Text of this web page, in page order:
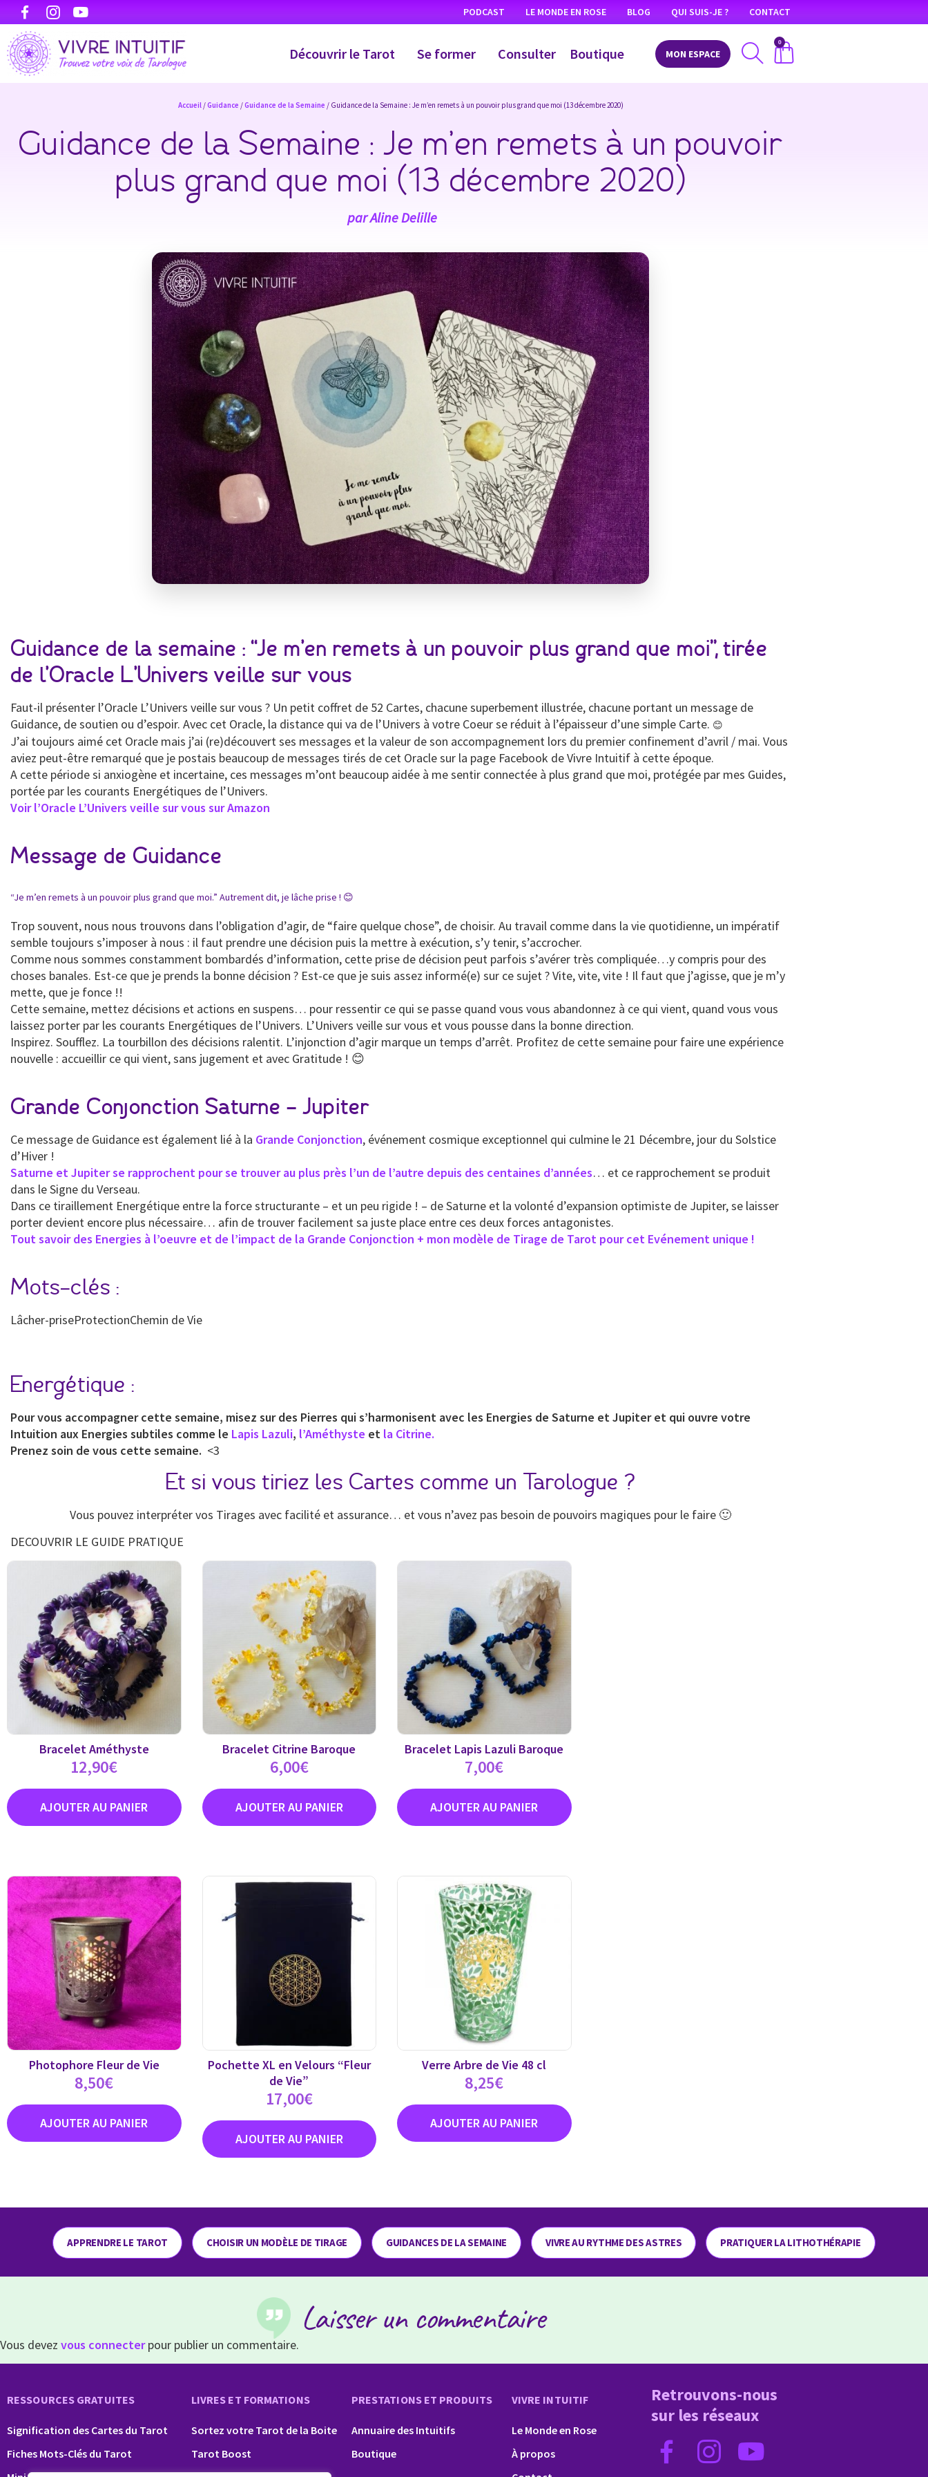
PODCAST LE MONDE EN ROSE BLOG QUI SUIS-JE ? CONTACT
Découvrir le Tarot Se former Consulter Boutique MON ESPACE
0
Accueil/Guidance /Guidance de la Semaine / Guidance de la Semaine : Je m’en remets à un pouvoir plus grand que moi (13 décembre 2020)
Guidance de la Semaine : Je m’en remets à un pouvoir
plus grand que moi (13 décembre 2020)
parAline Delille
Guidance de la semaine : “Je m’en remets à un pouvoir plus grand que moi”, tirée
de l’Oracle L’Univers veille sur vous
Faut-il présenter l’Oracle L’Univers veille sur vous ? Un petit coffret de 52 Cartes, chacune superbement illustrée, chacune portant un message de
Guidance, de soutien ou d’espoir. Avec cet Oracle, la distance qui va de l’Univers à votre Coeur se réduit à l’épaisseur d’une simple Carte. 😊
J’ai toujours aimé cet Oracle mais j’ai (re)découvert ses messages et la valeur de son accompagnement lors du premier confinement d’avril / mai. Vous
aviez peut-être remarqué que je postais beaucoup de messages tirés de cet Oracle sur la page Facebook de Vivre Intuitif à cette époque.
A cette période si anxiogène et incertaine, ces messages m’ont beaucoup aidée à me sentir connectée à plus grand que moi, protégée par mes Guides,
portée par les courants Energétiques de l’Univers.
Voir l’Oracle L’Univers veille sur vous sur Amazon
Message de Guidance
“Je m’en remets à un pouvoir plus grand que moi.” Autrement dit, je lâche prise ! 😊
Trop souvent, nous nous trouvons dans l’obligation d’agir, de “faire quelque chose”, de choisir. Au travail comme dans la vie quotidienne, un impératif
semble toujours s’imposer à nous : il faut prendre une décision puis la mettre à exécution, s’y tenir, s’accrocher.
Comme nous sommes constamment bombardés d’information, cette prise de décision peut parfois s’avérer très compliquée…y compris pour des
choses banales. Est-ce que je prends la bonne décision ? Est-ce que je suis assez informé(e) sur ce sujet ? Vite, vite, vite ! Il faut que j’agisse, que je m’y
mette, que je fonce !!
Cette semaine, mettez décisions et actions en suspens… pour ressentir ce qui se passe quand vous vous abandonnez à ce qui vient, quand vous vous
laissez porter par les courants Energétiques de l’Univers. L’Univers veille sur vous et vous pousse dans la bonne direction.
Inspirez. Soufflez. La tourbillon des décisions ralentit. L’injonction d’agir marque un temps d’arrêt. Profitez de cette semaine pour faire une expérience
nouvelle : accueillir ce qui vient, sans jugement et avec Gratitude ! 😊
Grande Conjonction Saturne – Jupiter
Ce message de Guidance est également lié à la Grande Conjonction, événement cosmique exceptionnel qui culmine le 21 Décembre, jour du Solstice
d’Hiver !
Saturne et Jupiter se rapprochent pour se trouver au plus près l’un de l’autre depuis des centaines d’années… et ce rapprochement se produit
dans le Signe du Verseau.
Dans ce tiraillement Energétique entre la force structurante – et un peu rigide ! – de Saturne et la volonté d’expansion optimiste de Jupiter, se laisser
porter devient encore plus nécessaire… afin de trouver facilement sa juste place entre ces deux forces antagonistes.
Tout savoir des Energies à l’oeuvre et de l’impact de la Grande Conjonction + mon modèle de Tirage de Tarot pour cet Evénement unique !
Mots-clés :
Lâcher-priseProtectionChemin de Vie
Energétique :
Pour vous accompagner cette semaine, misez sur des Pierres qui s’harmonisent avec les Energies de Saturne et Jupiter et qui ouvre votre
Intuition aux Energies subtiles comme le Lapis Lazuli, l’Améthyste et la Citrine.
Prenez soin de vous cette semaine. <3
Et si vous tiriez les Cartes comme un Tarologue ?
Vous pouvez interpréter vos Tirages avec facilité et assurance… et vous n’avez pas besoin de pouvoirs magiques pour le faire 🙂
DECOUVRIR LE GUIDE PRATIQUE
Bracelet Améthyste
12,90€
Bracelet Citrine Baroque
6,00€
Bracelet Lapis Lazuli Baroque
7,00€
Photophore Fleur de Vie
8,50€
Pochette XL en Velours “Fleur
de Vie”
17,00€
Verre Arbre de Vie 48 cl
8,25€
APPRENDRE LE TAROT CHOISIR UN MODÈLE DE TIRAGE GUIDANCES DE LA SEMAINE VIVRE AU RYTHME DES ASTRES PRATIQUER LA LITHOTHÉRAPIE
Laisser un commentaire
Vous devez vous connecterpour publier un commentaire.
RESSOURCES GRATUITES
Signification des Cartes du Tarot
Fiches Mots-Clés du Tarot
LIVRES ET FORMATIONS
Sortez votre Tarot de la Boite
Tarot Boost
PRESTATIONS ET PRODUITS
Annuaire des Intuitifs
Boutique
VIVRE INTUITIF
Le Monde en Rose
À propos
Retrouvons-nous
sur les réseaux